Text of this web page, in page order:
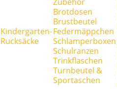
Kindergarten-
Rucksäcke
Brotdosen
Brustbeutel
Federmäppchen
Schlamperboxen
Schulranzen
Trinkflaschen
Turnbeutel &
Sportaschen